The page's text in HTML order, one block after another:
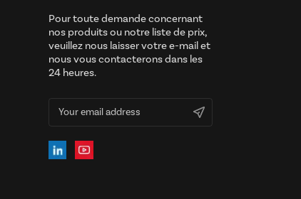
Pour toute demande concernant
nos produits ou notre liste de prix,
veuillez nous laisser votre e-mail et
nous vous contacterons dans les
24 heures.